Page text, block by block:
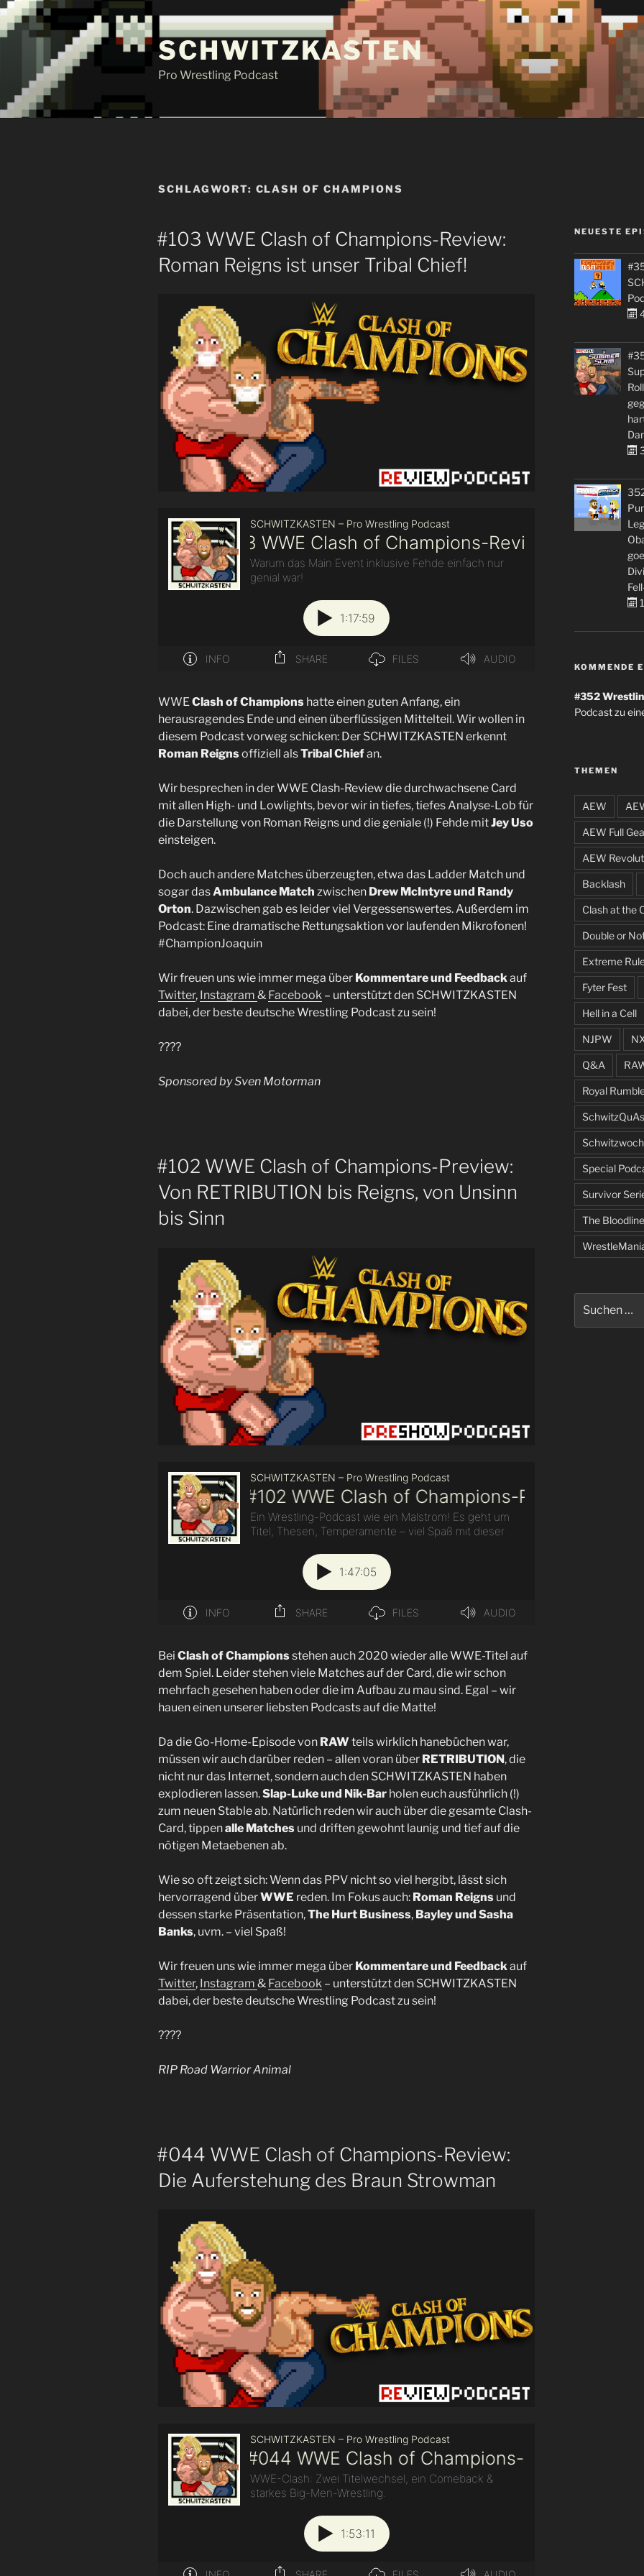
Zum
Inhalt
springen
SCHWITZKASTEN
Pro Wrestling Podcast
SCHLAGWORT: CLASH OF CHAMPIONS
#103 WWE Clash of Champions-Review:
Roman Reigns ist unser Tribal Chief!
WWEClash of Champions hatte einen guten Anfang, ein
herausragendes Ende und einen überflüssigen Mittelteil. Wir wollen in
diesem Podcast vorweg schicken: Der SCHWITZKASTEN erkennt
Roman Reignsoffiziell alsTribal Chiefan.
Wir besprechen in der WWE Clash-Review die durchwachsene Card
mit allen High- und Lowlights, bevor wir in tiefes, tiefes Analyse-Lob für
die Darstellung von Roman Reigns und die geniale (!) Fehde mitJey Uso
einsteigen.
Doch auch andere Matches überzeugten, etwa das Ladder Match und
sogar dasAmbulance Match zwischen Drew McIntyre und Randy
Orton. Dazwischen gab es leider viel Vergessenswertes. Außerdem im
Podcast: Eine dramatische Rettungsaktion vor laufenden Mikrofonen!
#ChampionJoaquin
Wir freuen uns wie immer mega über Kommentare und Feedbackauf
Twitter, Instagram & Facebook – unterstützt den SCHWITZKASTEN
dabei, der beste deutsche Wrestling Podcast zu sein!
????
Sponsored by Sven Motorman
#102 WWE Clash of Champions-Preview:
Von RETRIBUTION bis Reigns, von Unsinn
bis Sinn
Bei Clash of Championsstehen auch 2020 wieder alle WWE-Titel auf
dem Spiel. Leider stehen viele Matches auf der Card, die wir schon
mehrfach gesehen haben oder die im Aufbau zu mau sind. Egal – wir
hauen einen unserer liebsten Podcasts auf die Matte!
Da die Go-Home-Episode von RAW teils wirklich hanebüchen war,
müssen wir auch darüber reden – allen voran über RETRIBUTION, die
nicht nur das Internet, sondern auch den SCHWITZKASTEN haben
explodieren lassen.Slap-Luke und Nik-Bar holen euch ausführlich (!)
zum neuen Stable ab. Natürlich reden wir auch über die gesamte Clash-
Card, tippenalle Matches und driften gewohnt launig und tief auf die
nötigen Metaebenen ab.
Wie so oft zeigt sich: Wenn das PPV nicht so viel hergibt, lässt sich
hervorragend überWWE reden. Im Fokus auch: Roman Reigns und
dessen starke Präsentation,The Hurt Business, Bayley und Sasha
Banks, uvm. – viel Spaß!
Wir freuen uns wie immer mega über Kommentare und Feedback auf
Twitter, Instagram & Facebook – unterstützt den SCHWITZKASTEN
dabei, der beste deutsche Wrestling Podcast zu sein!
????
RIP Road Warrior Animal
#044 WWE Clash of Champions-Review:
Die Auferstehung des Braun Strowman
NEUESTE
KOMMENDE
#352
Podcast zu
THEMEN
AEW
AEW Full
AEW
Backlash
Clash at the
Double or
Extreme
Fyter Fest
Hell in a Cell
NJPW
Q&A
Royal
Schwitzwoch
Special
Survivor
The Bloodline
nach: